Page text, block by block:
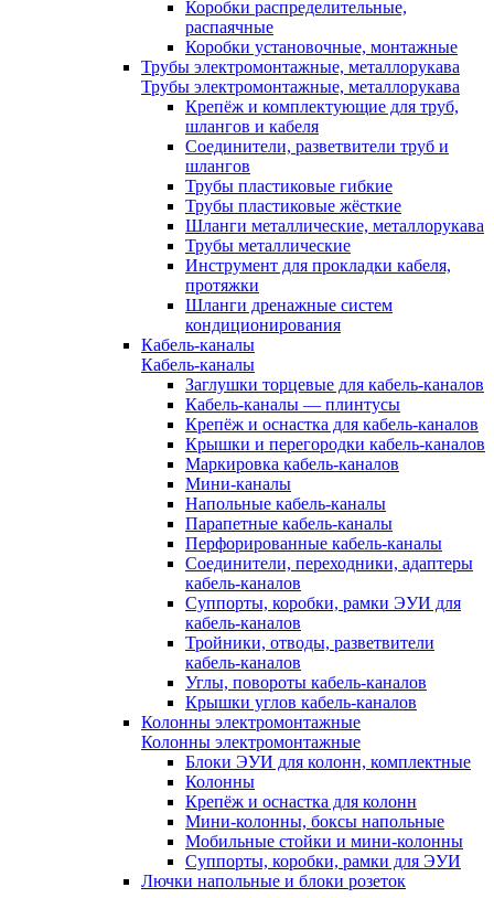
Коробки распределительные,
распаячные
Коробки установочные, монтажные
Трубы электромонтажные, металлорукава
Трубы электромонтажные, металлорукава
Крепёж и комплектующие для труб,
шлангов и кабеля
Соединители, разветвители труб и
шлангов
Трубы пластиковые гибкие
Трубы пластиковые жёсткие
Шланги металлические, металлорукава
Трубы металлические
Инструмент для прокладки кабеля,
протяжки
Шланги дренажные систем
кондиционирования
Кабель-каналы
Кабель-каналы
Заглушки торцевые для кабель-каналов
Кабель-каналы — плинтусы
Крепёж и оснастка для кабель-каналов
Крышки и перегородки кабель-каналов
Маркировка кабель-каналов
Мини-каналы
Напольные кабель-каналы
Парапетные кабель-каналы
Перфорированные кабель-каналы
Соединители, переходники, адаптеры
кабель-каналов
Суппорты, коробки, рамки ЭУИ для
кабель-каналов
Тройники, отводы, разветвители
кабель-каналов
Углы, повороты кабель-каналов
Крышки углов кабель-каналов
Колонны электромонтажные
Колонны электромонтажные
Блоки ЭУИ для колонн, комплектные
Колонны
Крепёж и оснастка для колонн
Мини-колонны, боксы напольные
Мобильные стойки и мини-колонны
Суппорты, коробки, рамки для ЭУИ
Лючки напольные и блоки розеток